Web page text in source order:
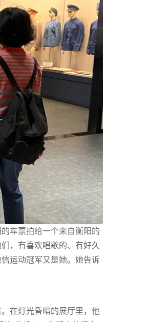
车票拍给一个来自衡阳的
，有喜欢唱歌的、有好久
运动冠军又是她。她告诉
在灯光昏暗的展厅里，他